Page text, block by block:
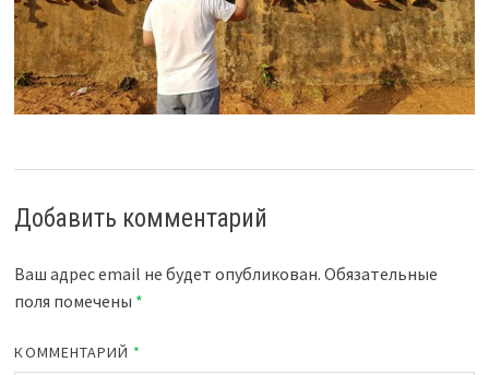
Добавить комментарий
Ваш адрес email не будет опубликован. Обязательные
поля помечены *
КОММЕНТАРИЙ *